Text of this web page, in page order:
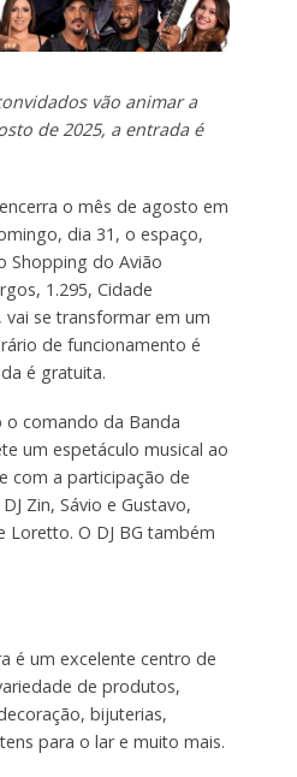
vão animar a
de 2025, a entrada é
o mês de agosto em
dia 31, o espaço,
Shopping do Avião
1.295, Cidade
se transformar em um
de funcionamento é
é gratuita.
o comando da Banda
um espetáculo musical ao
com a participação de
Zin, Sávio e Gustavo,
Loretto. O DJ BG também
é um excelente centro de
de produtos,
bijuterias,
para o lar e muito mais.